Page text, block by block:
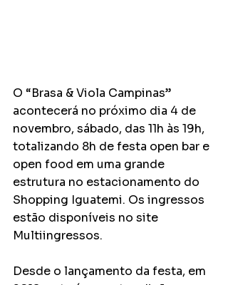
O “Brasa & Viola Campinas”
acontecerá no próximo dia 4 de
novembro, sábado, das 11h às 19h,
totalizando 8h de festa open bar e
open food em uma grande
estrutura no estacionamento do
Shopping Iguatemi. Os ingressos
estão disponíveis no site
Multiingressos.
Desde o lançamento da festa, em